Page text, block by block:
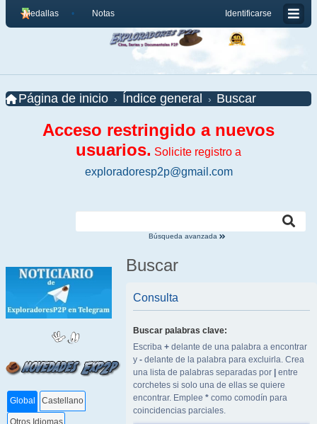
Identificarse
Medallas Notas
Página de inicio Índice general Buscar
Acceso restringido a nuevos
usuarios. Solicite registro a
exploradoresp2p@gmail.com
Búsqueda avanzada
Global Castellano
Buscar
Consulta
Buscar palabras clave:
Escriba + delante de una palabra a encontrar
y - delante de la palabra para excluirla. Crea
una lista de palabras separadas por
entre
corchetes si solo una de ellas se quiere
encontrar. Emplee * como comodín para
coincidencias parciales.